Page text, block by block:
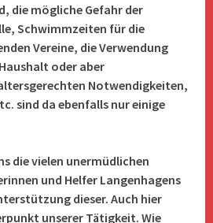
die mögliche Gefahr der
Schwimmzeiten für die
Vereine, die Verwendung
oder aber
Notwendigkeiten,
sind da ebenfalls nur einige
die vielen unermüdlichen
und Helfer Langenhagens
dieser. Auch hier
unserer Tätigkeit. Wie